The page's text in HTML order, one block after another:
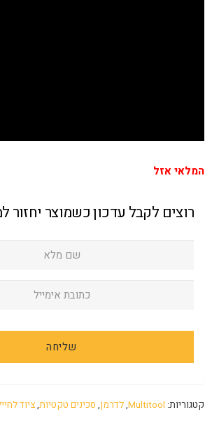
המלאי אזל
רוצים לקבל עדכון כשמוצר
קטגוריות: Multitool
,לדרמן, סכינים טקטיות,ציוד